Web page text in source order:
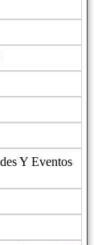
Y Eventos